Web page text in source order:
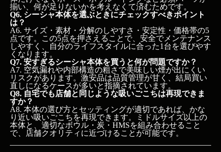
揃い、何が足りないかを考えなくて済むためです。
Q6. シーシャ本体を選ぶときにチェックすべきポイント
は？
A6. サイズ・素材・分解のしやすさ・安定性・価格帯の5
点です。この5点を押さえることで、安全でメンテナンス
しやすく、自分のライフスタイルに合った1台を選びやす
くなります。
Q7. 安すぎるシーシャ本体を買うと何が問題ですか？
A7. 空気漏れや内部構造の粗さで美味しい煙が出にくい
リスクがあります。激安品は品質管理が甘く、結局買い
直しになるケースが多いと指摘されています。
Q8. 自宅でも店舗と同じような吸いごこちは再現できま
すか？
A8. 本体の選び方とセッティングが適切であれば、かな
り近い吸いごこちを再現できます。ミドルサイズ以上の
本体と、適切なボウル・炭・HMSを組み合わせること
で、店舗クオリティに近づけることが可能です。